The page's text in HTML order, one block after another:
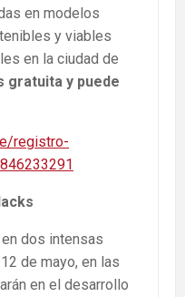
en modelos
y viables
en la ciudad de
gratuita y puede
registro-
dos intensas
de mayo, en las
en el desarrollo